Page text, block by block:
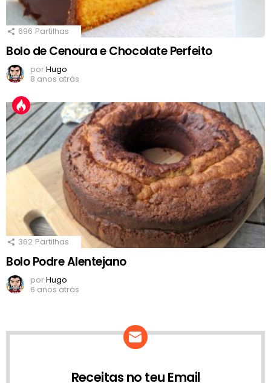
696 Partilhas
Bolo de Cenoura e Chocolate Perfeito
porHugo
8 anos atrás
362 Partilhas
Bolo Podre Alentejano
porHugo
6 anos atrás
Receitas no teu Email